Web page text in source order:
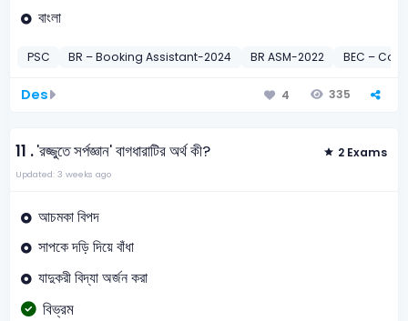
বাংলা
PSC BR – Booking Assistant-2024 BR ASM-2022 BEC –
Des 4 335
11 .'রজ্জুতে সর্পজ্ঞান' বাগধারাটির অর্থ কী? 2 Exams
Updated: 3 weeks ago
আচমকা বিপদ
সাপকে দড়ি দিয়ে বাঁধা
যাদুকরী বিদ্যা অর্জন করা
বিভ্রম